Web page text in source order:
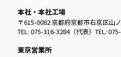
本社・本社工場
〒615-0082 京都府京都市右京区山
TEL: 075-316-3284（代表） TEL:
東京営業所